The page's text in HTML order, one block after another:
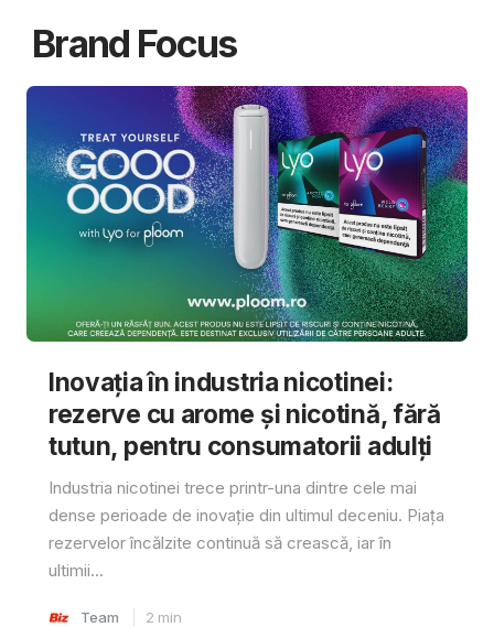
Brand Focus
Inovația în industria nicotinei:
rezerve cu arome și nicotină, fără
tutun, pentru consumatorii adulți
Industria nicotinei trece printr-una dintre cele mai
dense perioade de inovație din ultimul deceniu. Piața
rezervelor încălzite continuă să crească, iar în
ultimii...
Team 2 min